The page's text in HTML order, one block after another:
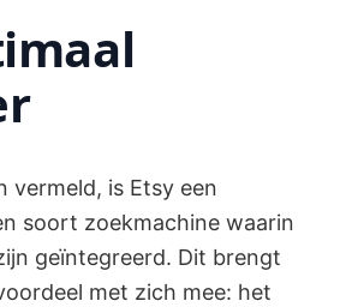
vermeld, is Etsy een
soort zoekmachine waarin
geïntegreerd. Dit brengt
met zich mee: het